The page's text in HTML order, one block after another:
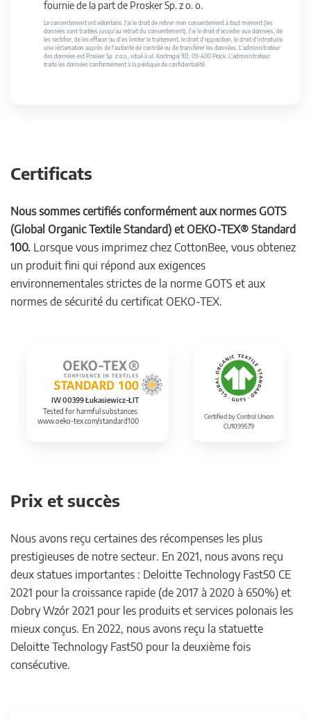
fournie de la part de Prosker Sp. z o. o.
Le consentement est volontaire. J'ai le droit de retirer mon consentement à tout moment (les
données sont traitées jusqu'au retrait du consentement). J'ai le droit d'accéder aux données, de
les rectifier, de les effacer ou d'en limiter le traitement, le droit d'opposition, le droit d'introduire
une réclamation auprès de l'autorité de contrôle ou de transférer les données. L'administrateur
des données est Prosker Sp. z o.o., situé à ul. Kostrogaj 9D, 09-400 Płock. L'administrateur
traite les données conformément à la politique de confidentialité.
Certificats
Nous sommes certifiés conformément aux normes GOTS
(Global Organic Textile Standard) et OEKO-TEX® Standard
100. Lorsque vous imprimez chez CottonBee, vous obtenez
un produit fini qui répond aux exigences
environnementales strictes de la norme GOTS et aux
normes de sécurité du certificat OEKO-TEX.
IW 00399 Łukasiewicz-ŁIT
Tested for harmful substances.
www.oeko-tex.com/standard100
Certified by Control Union
CU1099579
Prix et succès
Nous avons reçu certaines des récompenses les plus
prestigieuses de notre secteur. En 2021, nous avons reçu
deux statues importantes : Deloitte Technology Fast50 CE
2021 pour la croissance rapide (de 2017 à 2020 à 650%) et
Dobry Wzór 2021 pour les produits et services polonais les
mieux conçus. En 2022, nous avons reçu la statuette
Deloitte Technology Fast50 pour la deuxième fois
consécutive.